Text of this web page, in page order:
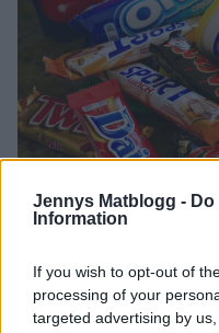
Jennys Matblogg -
Information
If you wish to opt-out of
processing of your
targeted advertising by